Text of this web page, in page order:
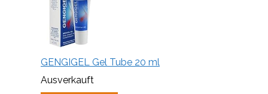
GENGIGEL Gel Tube 20 ml
Ausverkauft